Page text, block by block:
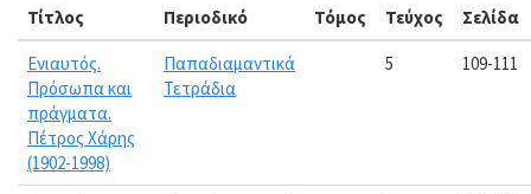
Τίτλος Περιοδικό Τόμος Τεύχος Σελίδα
Ενιαυτός.
Πρόσωπα και
πράγματα.
Πέτρος Χάρης
(1902-1998)
Παπαδιαμαντικά
Τετράδια
5 109-111